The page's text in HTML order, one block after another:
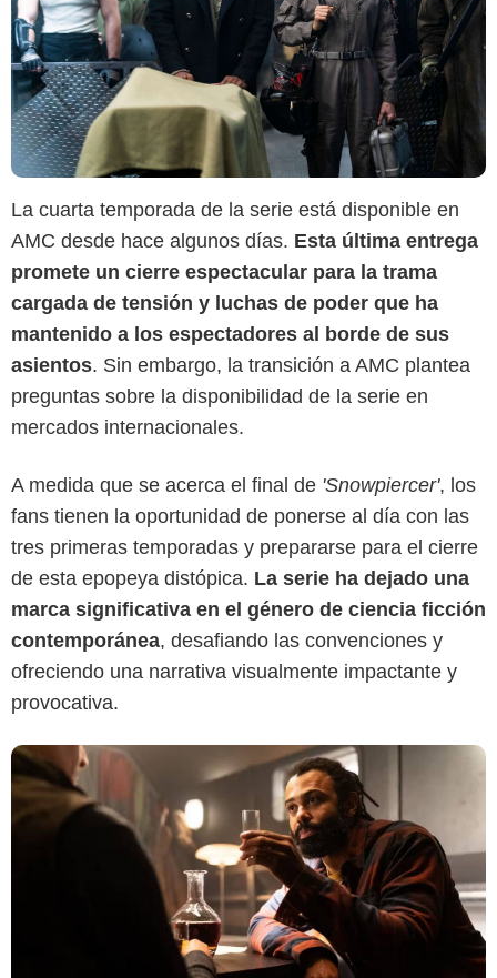
La cuarta temporada de la serie está disponible en
AMC desde hace algunos días. Esta última entrega
promete un cierre espectacular para la trama
cargada de tensión y luchas de poder que ha
mantenido a los espectadores al borde de sus
asientos. Sin embargo, la transición a AMC plantea
preguntas sobre la disponibilidad de la serie en
mercados internacionales.
A medida que se acerca el final de 'Snowpiercer', los
fans tienen la oportunidad de ponerse al día con las
tres primeras temporadas y prepararse para el cierre
de esta epopeya distópica. La serie ha dejado una
marca significativa en el género de ciencia ficción
contemporánea, desafiando las convenciones y
ofreciendo una narrativa visualmente impactante y
provocativa.
Netflix